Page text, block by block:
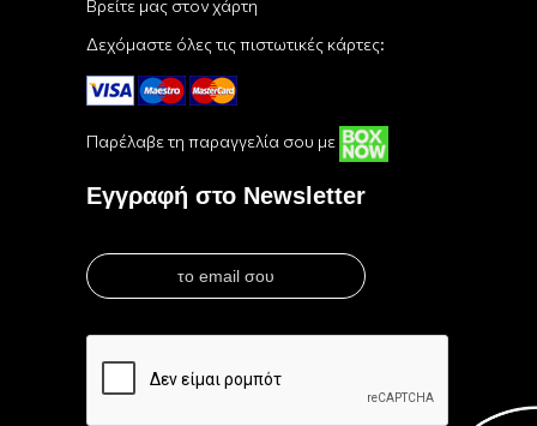
Βρείτε μας στον χάρτη
Δεχόμαστε όλες τις πιστωτικές κάρτες:
Παρέλαβε τη παραγγελία σου με
Εγγραφή στο Newsletter